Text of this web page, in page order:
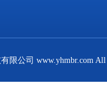
限公司 www.yhmbr.com